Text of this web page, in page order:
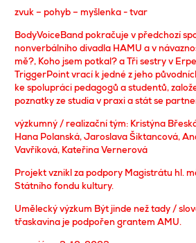
zvuk – pohyb – myšlenka - tvar
BodyVoiceBand pokračuje v předchozí
nonverbálního divadla HAMU a v
mě?, Koho jsem potkal? a Tři sestry v
TriggerPoint vrací k jedné z jeho
ke spolupráci pedagogů a studentů,
poznatky ze studia v praxi a stát se
výzkumný / realizační tým: Kristýna
Hana Polanská, Jaroslava Šiktancová,
Vavříková, Kateřina Vernerová
Projekt vznikl za podpory Magistrátu hl.
Státního fondu kultury.
Umělecký výzkum Být jinde než tady /
třaskavina je podpořen grantem AMU.